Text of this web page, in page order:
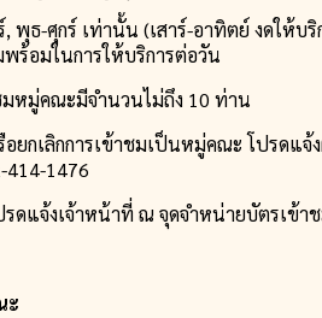
ธ-ศุกร์ เท่านั้น (เสาร์-อาทิตย์ งดให้บ
ร้อมในการให้บริการต่อวัน
มหมู่คณะมีจำนวนไม่ถึง 10 ท่าน
ยกเลิกการเข้าชมเป็นหมู่คณะ โปรดแ
414-1476
รดแจ้งเจ้าหน้าที่ ณ จุดจำหน่ายบัตรเข้า
ะ